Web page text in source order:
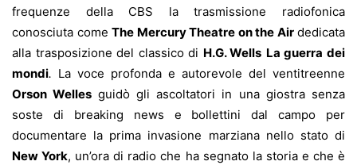
frequenze della CBS la trasmissione radiofonica
conosciuta come The Mercury Theatre on the Airdedicata
alla trasposizione del classico di H.G. Wells La guerra dei
mondi. La voce profonda e autorevole del ventitreenne
Orson Welles guidò gli ascoltatori in una giostra senza
soste di breaking news e bollettini dal campo per
documentare la prima invasione marziana nello stato di
New York, un’ora di radio che ha segnato la storia e che è